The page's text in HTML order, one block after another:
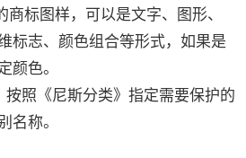
商标图样，可以是文字、图形、
标志、颜色组合等形式，如果是
颜色。
按照《尼斯分类》指定需要保护的
名称。